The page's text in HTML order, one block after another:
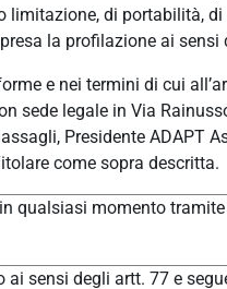
di portabilità,
la profilazione ai sensi
e nei termini di cui
sede legale in Via
Presidente ADAPT
come sopra descritta.
qualsiasi momento
sensi degli artt. 77 e